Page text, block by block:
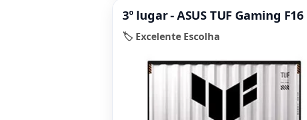
3º lugar - ASUS TUF Gaming F16
🏷️ Excelente Escolha